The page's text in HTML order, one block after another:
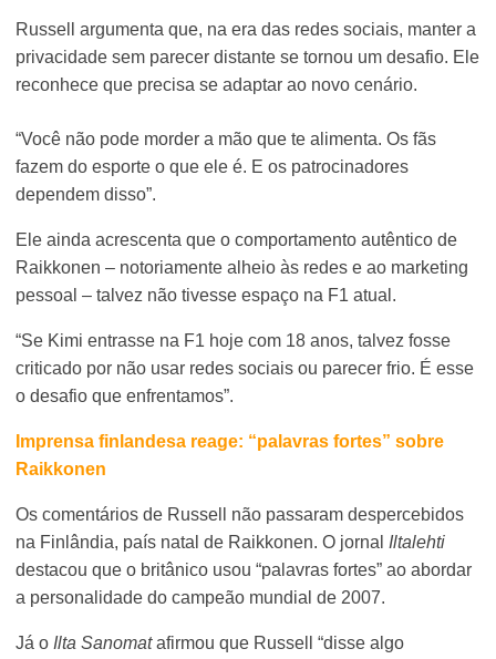
Russell argumenta que, na era das redes sociais, manter a
privacidade sem parecer distante se tornou um desafio. Ele
reconhece que precisa se adaptar ao novo cenário.
“Você não pode morder a mão que te alimenta. Os fãs
fazem do esporte o que ele é. E os patrocinadores
dependem disso”.
Ele ainda acrescenta que o comportamento autêntico de
Raikkonen – notoriamente alheio às redes e ao marketing
pessoal – talvez não tivesse espaço na F1 atual.
“Se Kimi entrasse na F1 hoje com 18 anos, talvez fosse
criticado por não usar redes sociais ou parecer frio. É esse
o desafio que enfrentamos”.
Imprensa finlandesa reage: “palavras fortes” sobre
Raikkonen
Os comentários de Russell não passaram despercebidos
na Finlândia, país natal de Raikkonen. O jornal Iltalehti
destacou que o britânico usou “palavras fortes” ao abordar
a personalidade do campeão mundial de 2007.
Já o Ilta Sanomatafirmou que Russell “disse algo